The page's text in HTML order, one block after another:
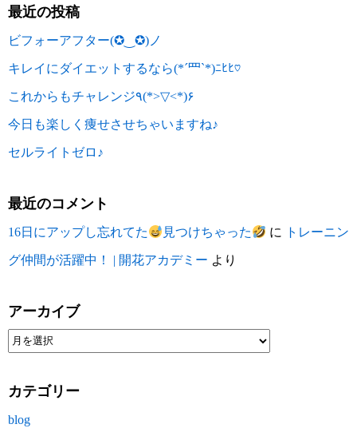
最近の投稿
ビフォーアフター(✪‿✪)ノ
キレイにダイエットするなら(*´罒`*)ﾆﾋﾋ♡
これからもチャレンジ٩(*>▽<*)۶
今日も楽しく痩せさせちゃいますね♪
セルライトゼロ♪
最近のコメント
16日にアップし忘れてた 見つけちゃった に トレーニン
グ仲間が活躍中！ | 開花アカデミー より
アーカイブ
カテゴリー
blog